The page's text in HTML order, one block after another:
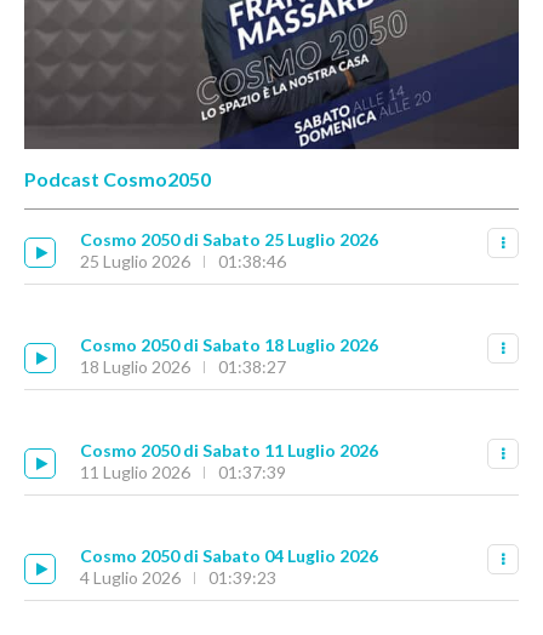
Podcast Cosmo2050
Cosmo 2050 di Sabato 25 Luglio 2026
25 Luglio 2026
01:38:46
Cosmo 2050 di Sabato 18 Luglio 2026
18 Luglio 2026
01:38:27
Cosmo 2050 di Sabato 11 Luglio 2026
11 Luglio 2026
01:37:39
Cosmo 2050 di Sabato 04 Luglio 2026
4 Luglio 2026
01:39:23